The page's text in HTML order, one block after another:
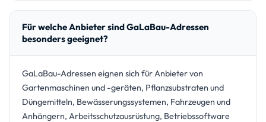
Für welche Anbieter sind GaLaBau-Adressen
besonders geeignet?
GaLaBau-Adressen eignen sich für Anbieter von
Gartenmaschinen und -geräten, Pflanzsubstraten und
Düngemitteln, Bewässerungssystemen, Fahrzeugen und
Anhängern, Arbeitsschutzausrüstung, Betriebssoftware